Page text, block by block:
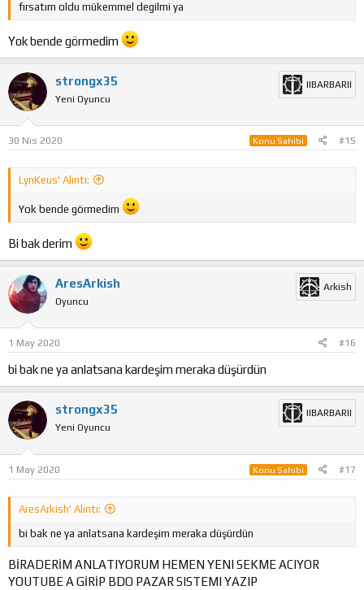
fırsatım oldu mükemmel degilmi ya
Yok bende görmedim
strongx35
Yeni Oyuncu
IIBARBARII
30 Nis 2020 Konu Sahibi #15
LynKeus' Alıntı:
Yok bende görmedim
Bi bak derim
AresArkish
Oyuncu
Arkish
1 May 2020 #16
bi bak ne ya anlatsana kardeşim meraka düşürdün
strongx35
Yeni Oyuncu
IIBARBARII
1 May 2020 Konu Sahibi #17
AresArkish' Alıntı:
bi bak ne ya anlatsana kardeşim meraka düşürdün
BİRADERİM ANLATIYORUM HEMEN YENI SEKME ACIYOR
YOUTUBE A GİRİP BDO PAZAR SISTEMI YAZIP